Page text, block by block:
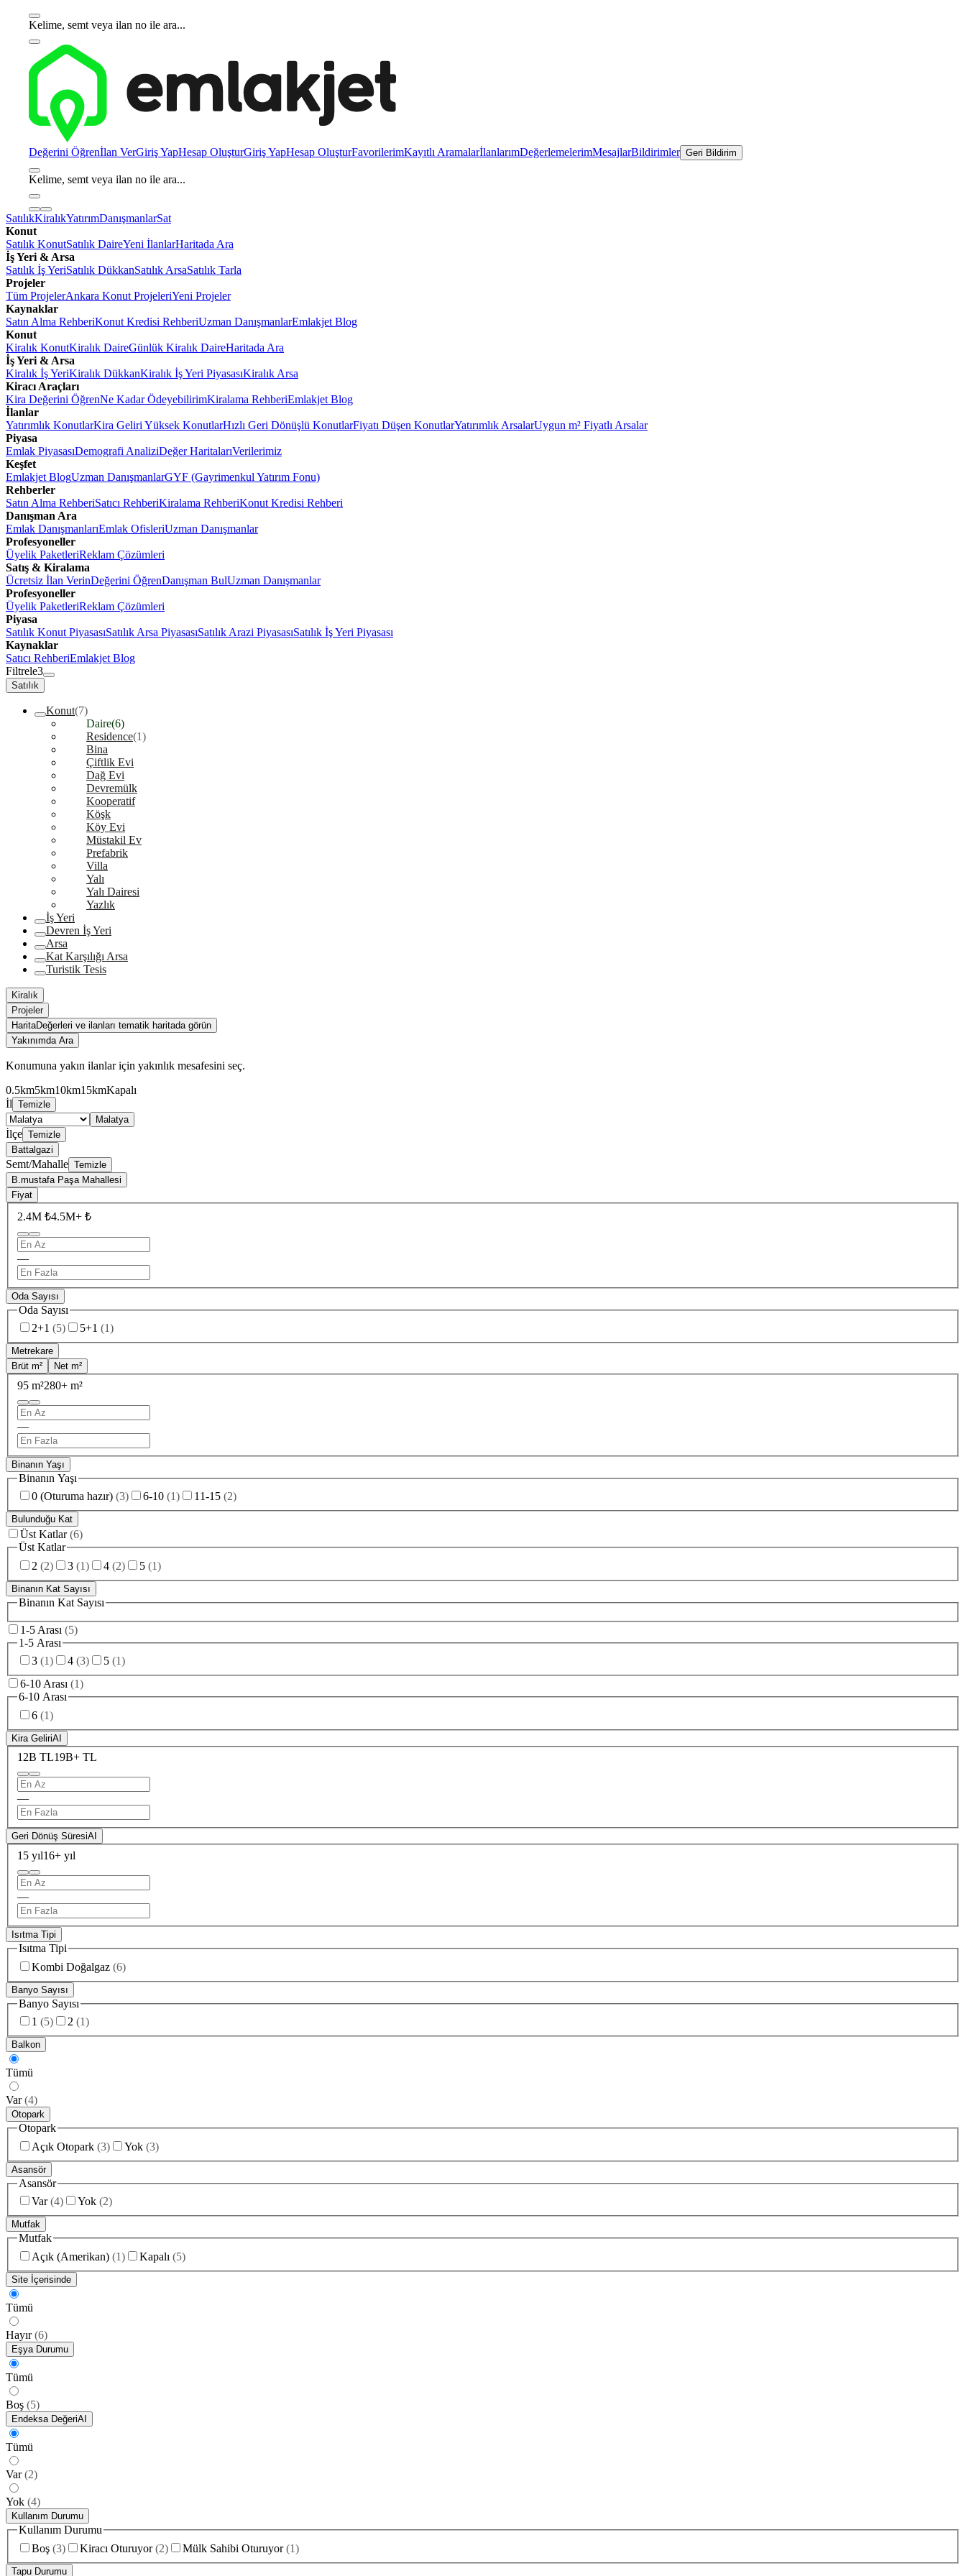
Kelime, semt veya ilan no ile ara...
Değerini Öğrenİlan VerGiriş YapHesap OluşturGiriş YapHesap OluşturFavorilerimKayıtlı AramalarİlanlarımDeğerlemelerimMesajlarBildirimler Geri Bildirim
Kelime, semt veya ilan no ile ara...
SatılıkKiralıkYatırımDanışmanlarSat
Konut
Satılık KonutSatılık DaireYeni İlanlarHaritada Ara
İş Yeri & Arsa
Satılık İş YeriSatılık DükkanSatılık ArsaSatılık Tarla
Projeler
Tüm ProjelerAnkara Konut ProjeleriYeni Projeler
Kaynaklar
Satın Alma RehberiKonut Kredisi RehberiUzman DanışmanlarEmlakjet Blog
Konut
Kiralık KonutKiralık DaireGünlük Kiralık DaireHaritada Ara
İş Yeri & Arsa
Kiralık İş YeriKiralık DükkanKiralık İş Yeri PiyasasıKiralık Arsa
Kiracı Araçları
Kira Değerini ÖğrenNe Kadar ÖdeyebilirimKiralama RehberiEmlakjet Blog
İlanlar
Yatırımlık KonutlarKira Geliri Yüksek KonutlarHızlı Geri Dönüşlü KonutlarFiyatı Düşen KonutlarYatırımlık ArsalarUygun m² Fiyatlı Arsalar
Piyasa
Emlak PiyasasıDemografi AnaliziDeğer HaritalarıVerilerimiz
Keşfet
Emlakjet BlogUzman DanışmanlarGYF (Gayrimenkul Yatırım Fonu)
Rehberler
Satın Alma RehberiSatıcı RehberiKiralama RehberiKonut Kredisi Rehberi
Danışman Ara
Emlak DanışmanlarıEmlak OfisleriUzman Danışmanlar
Profesyoneller
Üyelik PaketleriReklam Çözümleri
Satış & Kiralama
Ücretsiz İlan VerinDeğerini ÖğrenDanışman BulUzman Danışmanlar
Profesyoneller
Üyelik PaketleriReklam Çözümleri
Piyasa
Satılık Konut PiyasasıSatılık Arsa PiyasasıSatılık Arazi PiyasasıSatılık İş Yeri Piyasası
Kaynaklar
Satıcı RehberiEmlakjet Blog
Filtrele3
Satılık
Konut(7)
Daire(6)
Residence(1)
Bina
Çiftlik Evi
Dağ Evi
Devremülk
Kooperatif
Köşk
Köy Evi
Müstakil Ev
Prefabrik
Villa
Yalı
Yalı Dairesi
Yazlık
İş Yeri
Devren İş Yeri
Arsa
Kat Karşılığı Arsa
Turistik Tesis
Kiralık
Projeler
HaritaDeğerleri ve ilanları tematik haritada görün
Yakınımda Ara
Konumuna yakın ilanlar için yakınlık mesafesini seç.
0.5km5km10km15kmKapalı
İl Temizle
Malatya
İlçe Temizle
Battalgazi
Semt/Mahalle Temizle
B.mustafa Paşa Mahallesi
Fiyat
2.4M ₺4.5M+ ₺
—
Oda Sayısı
Oda Sayısı
2+1 (5) 5+1 (1)
Metrekare
Brüt m²
Net m²
95 m²280+ m²
—
Binanın Yaşı
Binanın Yaşı
0 (Oturuma hazır) (3) 6-10 (1) 11-15 (2)
Bulunduğu Kat
Üst Katlar (6)
Üst Katlar
2 (2) 3 (1) 4 (2) 5 (1)
Binanın Kat Sayısı
Binanın Kat Sayısı
1-5 Arası (5)
1-5 Arası
3 (1) 4 (3) 5 (1)
6-10 Arası (1)
6-10 Arası
6 (1)
Kira GeliriAI
12B TL19B+ TL
—
Geri Dönüş SüresiAI
15 yıl16+ yıl
—
Isıtma Tipi
Isıtma Tipi
Kombi Doğalgaz (6)
Banyo Sayısı
Banyo Sayısı
1 (5) 2 (1)
Balkon
Tümü
Var (4)
Otopark
Otopark
Açık Otopark (3) Yok (3)
Asansör
Asansör
Var (4) Yok (2)
Mutfak
Mutfak
Açık (Amerikan) (1) Kapalı (5)
Site İçerisinde
Tümü
Hayır (6)
Eşya Durumu
Tümü
Boş (5)
Endeksa DeğeriAI
Tümü
Var (2)
Yok (4)
Kullanım Durumu
Kullanım Durumu
Boş (3) Kiracı Oturuyor (2) Mülk Sahibi Oturuyor (1)
Tapu Durumu